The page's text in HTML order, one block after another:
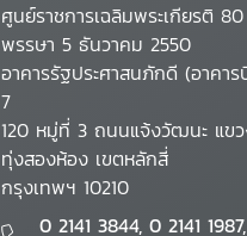
ศูนย์ราชการเฉลิมพระเกียรติ 80
พรรษา 5 ธันวาคม 2550
อาคารรัฐประศาสนภักดี (อาคา
7
120 หมู่ที่ 3 ถนนแจ้งวัฒนะ แข
ทุ่งสองห้อง เขตหลักสี่
กรุงเทพฯ 10210
0 2141 3844, 0 2141